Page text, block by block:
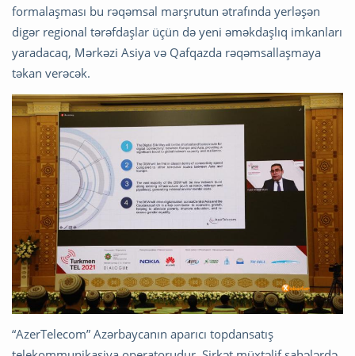
formalaşması bu rəqəmsal marşrutun ətrafında yerləşən
digər regional tərəfdaşlar üçün də yeni əməkdaşlıq imkanları
yaradacaq, Mərkəzi Asiya və Qafqazda rəqəmsallaşmaya
təkan verəcək.
“AzerTelecom” Azərbaycanın aparıcı topdansatış